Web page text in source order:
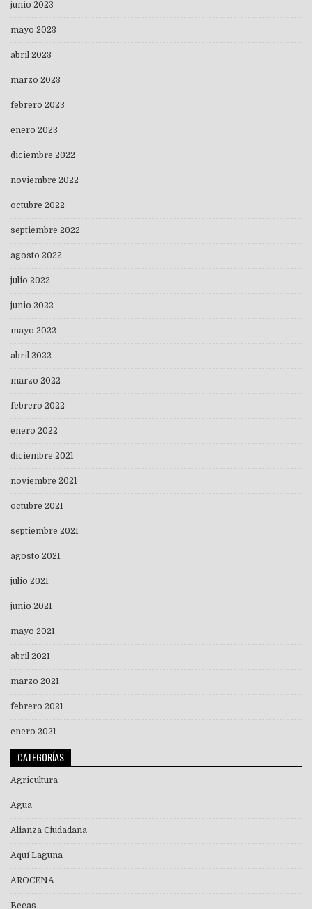
junio 2023
mayo 2023
abril 2023
marzo 2023
febrero 2023
enero 2023
diciembre 2022
noviembre 2022
octubre 2022
septiembre 2022
agosto 2022
julio 2022
junio 2022
mayo 2022
abril 2022
marzo 2022
febrero 2022
enero 2022
diciembre 2021
noviembre 2021
octubre 2021
septiembre 2021
agosto 2021
julio 2021
junio 2021
mayo 2021
abril 2021
marzo 2021
febrero 2021
enero 2021
CATEGORÍAS
Agricultura
Agua
Alianza Ciudadana
Aquí Laguna
AROCENA
Becas